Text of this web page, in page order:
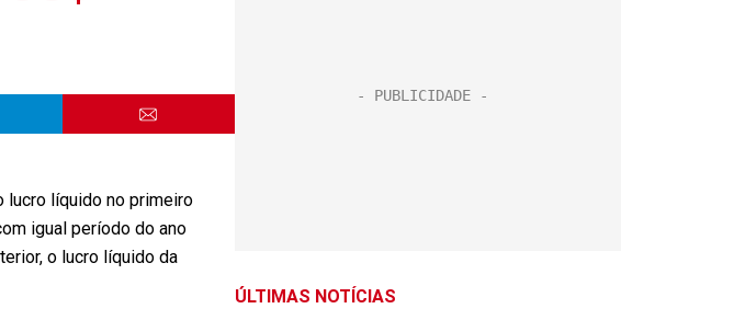
lucro líquido no primeiro
igual período do ano
o lucro líquido da